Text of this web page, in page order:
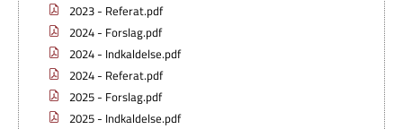
2023 - Referat.pdf
2024 - Forslag.pdf
2024 - Indkaldelse.pdf
2024 - Referat.pdf
2025 - Forslag.pdf
2025 - Indkaldelse.pdf